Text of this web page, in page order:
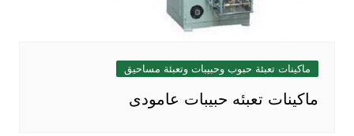
ماكينات تعبئة حبوب وحبيبات وتعبئة مساحيق
ماكينات تعبئه حبيبات عامودى